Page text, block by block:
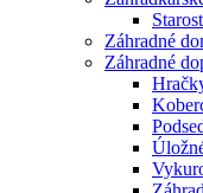
Záhradné
Záhradné